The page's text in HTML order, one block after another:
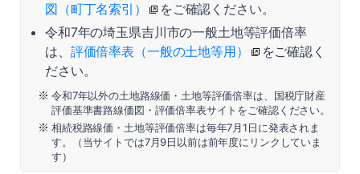
図（町丁名索引）
をご確認ください。
令和7年の埼玉県吉川市の一般土地等評価倍率
は、 評価倍率表（一般の土地等用）
をご確認く
ださい。
令和7年以外の土地路線価・土地等評価倍率は、国税庁財産
評価基準書路線価図・評価倍率表サイトをご確認ください。
相続税路線価・土地等評価倍率は毎年7月1日に発表されま
す。（当サイトでは7月9日以前は前年度にリンクしていま
す）